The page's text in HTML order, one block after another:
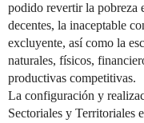
podido revertir la pobreza
decentes, la inaceptable
excluyente, así como la
naturales, físicos,
productivas competitivas.
La configuración y
Sectoriales y Territoriales